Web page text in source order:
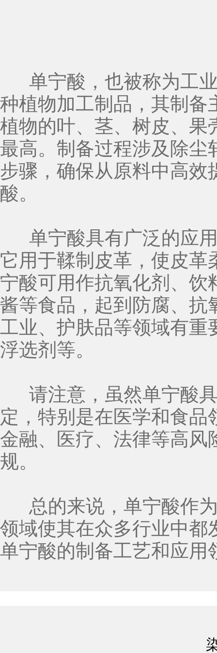
单宁酸，也被称为工
种植物加工制品，其制备
植物的叶、茎、树皮、果
最高。制备过程涉及除尘
步骤，确保从原料中高效
酸。
单宁酸具有广泛的应
它用于鞣制皮革，使皮革
宁酸可用作抗氧化剂、饮
酱等食品，起到防腐、抗
工业、护肤品等领域有重
浮选剂等。
请注意，虽然单宁酸具
定，特别是在医学和食
金融、医疗、法律等高风
规。
总的来说，单宁酸作为
领域使其在众多行业中都
单宁酸的制备工艺和应用